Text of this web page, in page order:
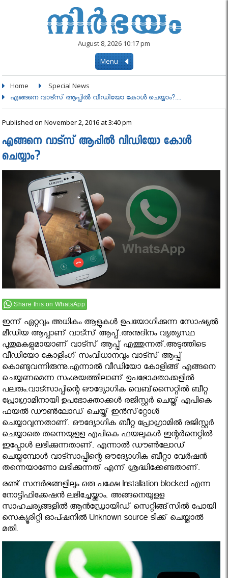
August 8, 2026 10:17 pm
Menu
Home Special News
എങ്ങനെ വാട്സ് ആപ്പിൽ വീഡിയോ കോൾ ചെയ്യാം?....
Published on November 2, 2016 at 3:40 pm
എങ്ങനെ വാട്സ് ആപ്പിൽ വീഡിയോ കോൾ
ചെയ്യാം?
Share this on WhatsApp
ഇന്ന് ഏറ്റവും അധികം ആളുകൾ ഉപയോഗിക്കുന്ന സോഷ്യൽ
മീഡിയ ആപ്പാണ് വാട്സ് ആപ്പ്.അനുദിനം വ്യത്യസ്ഥ
പുതുമകളുമായാണ് വാട്സ് ആപ്പ് എത്തുന്നത്.അടുത്തിടെ
വീഡിയോ കോളിംഗ് സംവിധാനവും വാട്സ് ആപ്പ്
കൊണ്ടുവന്നിരുന്നു.എന്നാല്‍ വീഡിയോ കോളിങ്ങ് എങ്ങനെ
ചെയ്യണമെന്ന സംശയത്തിലാണ് ഉപഭോക്താക്കളില്‍
പലരും.വാട്സാപ്പിന്റെ ഔദ്യോഗിക വെബ്‌സൈറ്റില്‍ ബീറ്റ
പ്രോഗ്രാമിനായി ഉപഭോക്താക്കള്‍ രജിസ്റ്റര്‍ ചെയ്ത് എപികെ
ഫയല്‍ ഡൗണ്‍ലോഡ് ചെയ്ത് ഇന്‍സ്‌റ്റോള്‍
ചെയ്യാവുന്നതാണ്. ഔദ്യോഗിക ബീറ്റ പ്രോഗ്രാമില്‍ രജിസ്റ്റര്‍
ചെയ്യാതെ തന്നെയുളള എപികെ ഫയലുകള്‍ ഇന്റര്‍നെറ്റില്‍
ഇപ്പോള്‍ ലഭിക്കുന്നതാണ്. എന്നാല്‍ ഡൗണ്‍ലോഡ്
ചെയ്യുമ്പോള്‍ വാട്സാപ്പിന്റെ ഔദ്യോഗിക ബീറ്റാ വേര്‍ഷന്‍
തന്നെയാണോ ലഭിക്കുന്നത് എന്ന് ശ്രദ്ധിക്കേണ്ടതാണ്.
രണ്ട് സന്ദര്‍ഭങ്ങളിലും ഒരു പക്ഷേ Installation blocked എന്ന
നോട്ടിഫിക്കേഷന്‍ ലഭിച്ചേയ്ക്കാം. അങ്ങനെയുളള
സാഹചര്യങ്ങളില്‍ ആന്‍ഡ്രോയിഡ് സെറ്റിങ്ങ്‌സില്‍ പോയി
സെക്യൂരിറ്റി ഓപ്ഷനില്‍ Unknown source ടിക്ക് ചെയ്താല്‍
മതി.